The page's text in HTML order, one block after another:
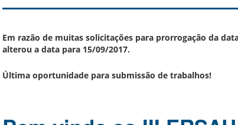
Em razão de muitas solicitações para prorrogação da
alterou a data para 15/09/2017.
Última oportunidade para submissão de trabalhos!